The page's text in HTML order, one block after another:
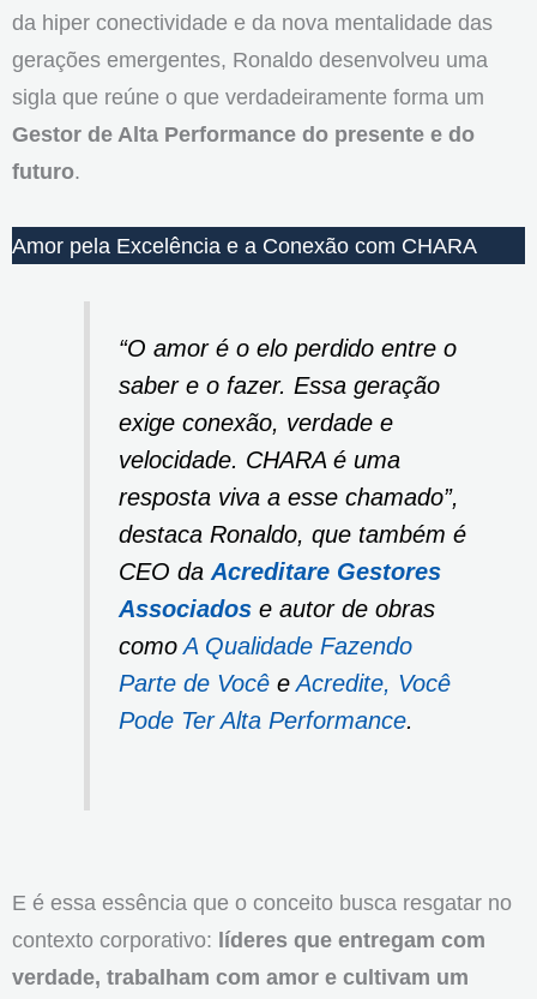
da hiper conectividade e da nova mentalidade das
gerações emergentes, Ronaldo desenvolveu uma
sigla que reúne o que verdadeiramente forma um
Gestor de Alta Performance do presente e do
futuro.
Amor pela Excelência e a Conexão com CHARA
“O amor é o elo perdido entre o
saber e o fazer. Essa geração
exige conexão, verdade e
velocidade. CHARA é uma
resposta viva a esse chamado”,
destaca Ronaldo, que também é
CEO daAcreditare Gestores
Associados e autor de obras
comoA Qualidade Fazendo
Parte de Você eAcredite, Você
Pode Ter Alta Performance.
E é essa essência que o conceito busca resgatar no
contexto corporativo: líderes que entregam com
verdade, trabalham com amor e cultivam um